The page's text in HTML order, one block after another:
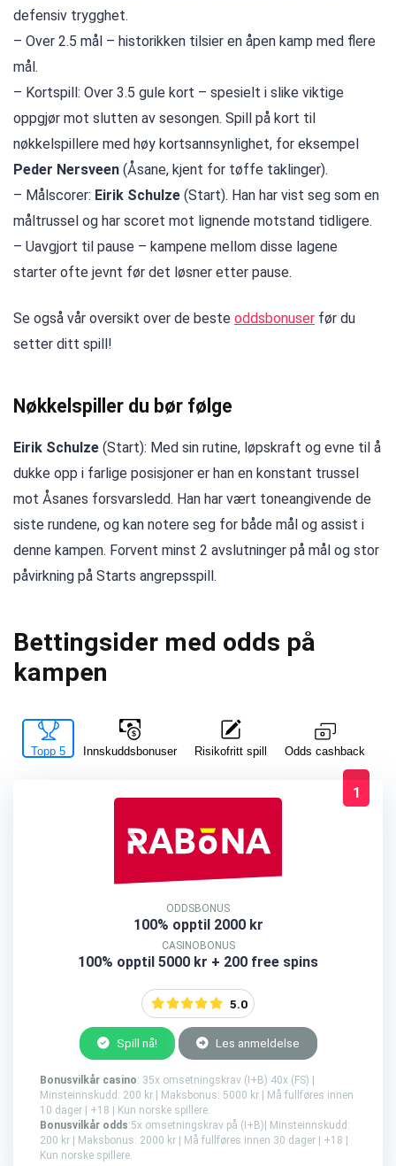
defensiv trygghet.
– Over 2.5 mål – historikken tilsier en åpen kamp med flere
mål.
– Kortspill: Over 3.5 gule kort – spesielt i slike viktige
oppgjør mot slutten av sesongen. Spill på kort til
nøkkelspillere med høy kortsannsynlighet, for eksempel
Peder Nersveen (Åsane, kjent for tøffe taklinger).
– Målscorer: Eirik Schulze (Start). Han har vist seg som en
måltrussel og har scoret mot lignende motstand tidligere.
– Uavgjort til pause – kampene mellom disse lagene
starter ofte jevnt før det løsner etter pause.
Se også vår oversikt over de beste oddsbonuser før du
setter ditt spill!
Nøkkelspiller du bør følge
Eirik Schulze (Start): Med sin rutine, løpskraft og evne til å
dukke opp i farlige posisjoner er han en konstant trussel
mot Åsanes forsvarsledd. Han har vært toneangivende de
siste rundene, og kan notere seg for både mål og assist i
denne kampen. Forvent minst 2 avslutninger på mål og stor
påvirkning på Starts angrepsspill.
Bettingsider med odds på
kampen
Topp 5 Innskuddsbonuser Risikofritt spill Odds cashback
1
ODDSBONUS
100% opptil 2000 kr
CASINOBONUS
100% opptil 5000 kr + 200 free spins
5.0
Spill nå! Les anmeldelse
Bonusvilkår casino: 35x omsetningskrav (I+B) 40x (FS) |
Minsteinnskudd: 200 kr | Maksbonus: 5000 kr | Må fullføres innen
10 dager | +18 | Kun norske spillere.
Bonusvilkår odds:5x omsetningskrav på (I+B)| Minsteinnskudd:
200 kr | Maksbonus: 2000 kr | Må fullføres innen 30 dager | +18 |
Kun norske spillere.